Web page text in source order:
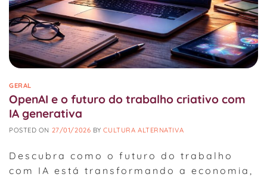
GERAL
OpenAI e o futuro do trabalho criativo com
IA generativa
POSTED ON 27/01/2026 BYCULTURA ALTERNATIVA
Descubra como o futuro do trabalho
com IA está transformando a economia,